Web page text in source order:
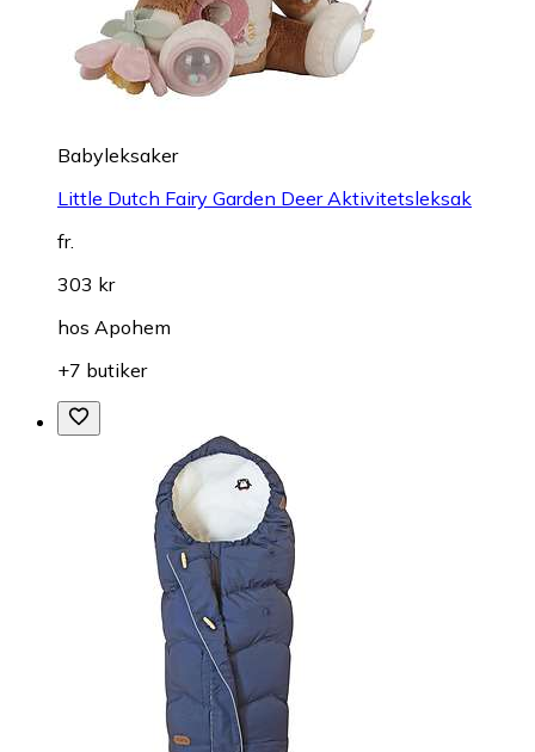
Babyleksaker
Little Dutch Fairy Garden Deer Aktivitetsleksak
fr.
303 kr
hos Apohem
+7 butiker